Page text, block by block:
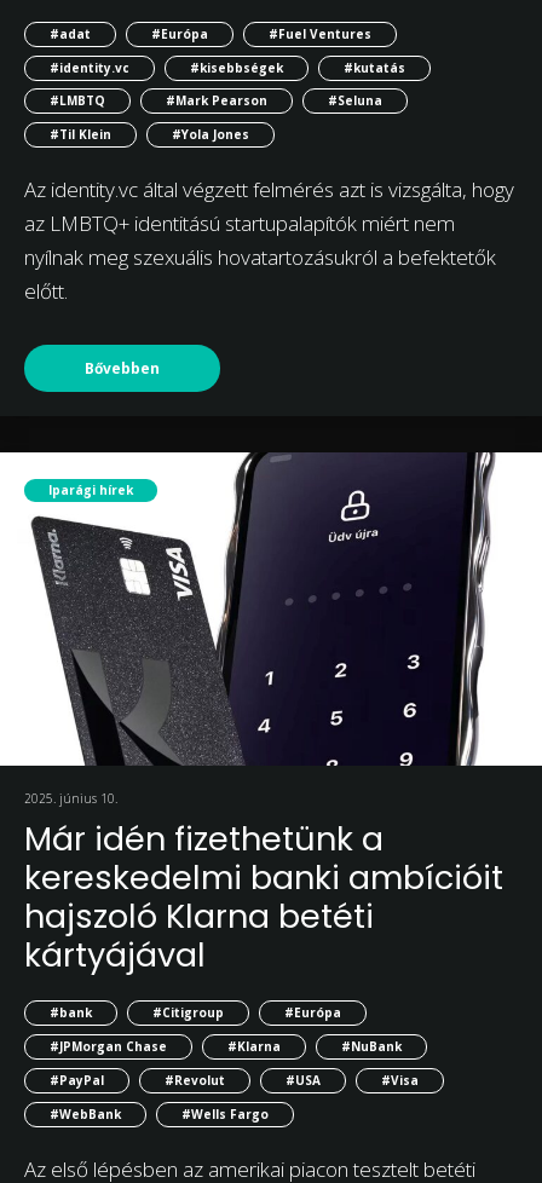
#adat #Európa
#Fuel Ventures
#identity.vc
#kisebbségek
#kutatás
#LMBTQ
#Mark Pearson
#Seluna
#Til Klein
#Yola Jones
Az identity.vc által végzett felmérés azt is vizsgálta, hogy
az LMBTQ+ identitású startupalapítók miért nem
nyílnak meg szexuális hovatartozásukról a befektetők
előtt.
Bővebben
Iparági hírek
2025. június 10.
Már idén fizethetünk a
kereskedelmi banki ambícióit
hajszoló Klarna betéti
kártyájával
#bank #Citigroup
#Európa
#JPMorgan Chase
#Klarna
#NuBank
#PayPal
#Revolut #USA
#Visa
#WebBank
#Wells Fargo
Az első lépésben az amerikai piacon tesztelt betéti